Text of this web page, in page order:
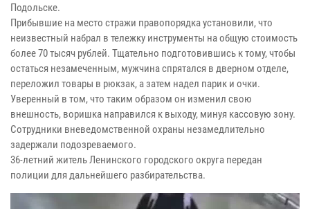
Подольске.
Прибывшие на место стражи правопорядка установили, что
неизвестный набрал в тележку инструменты на общую стоимость
более 70 тысяч рублей. Тщательно подготовившись к тому, чтобы
остаться незамеченным, мужчина спрятался в дверном отделе,
переложил товары в рюкзак, а затем надел парик и очки.
Уверенный в том, что таким образом он изменил свою
внешность, воришка направился к выходу, минуя кассовую зону.
Сотрудники вневедомственной охраны незамедлительно
задержали подозреваемого.
36-летний житель Ленинского городского округа передан
полиции для дальнейшего разбирательства.